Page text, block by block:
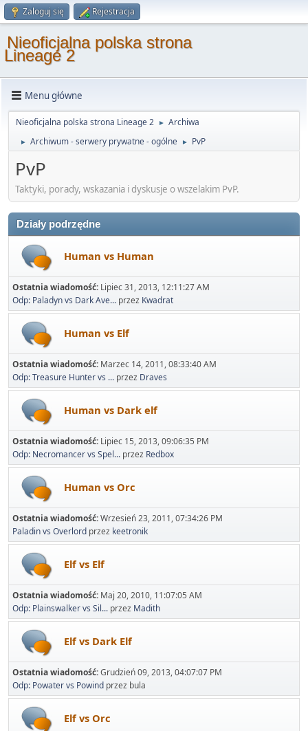
Zaloguj się Rejestracja
Nieoficjalna polska strona
Lineage 2
Menu główne
Nieoficjalna polska strona Lineage 2 ► Archiwa
► Archiwum - serwery prywatne - ogólne ► PvP
PvP
Taktyki, porady, wskazania i dyskusje o wszelakim PvP.
Działy podrzędne
Human vs Human
Ostatnia wiadomość: Lipiec 31, 2013, 12:11:27 AM
Odp: Paladyn vs Dark Ave... przez Kwadrat
Human vs Elf
Ostatnia wiadomość: Marzec 14, 2011, 08:33:40 AM
Odp: Treasure Hunter vs ... przez Draves
Human vs Dark elf
Ostatnia wiadomość: Lipiec 15, 2013, 09:06:35 PM
Odp: Necromancer vs Spel... przez Redbox
Human vs Orc
Ostatnia wiadomość:Wrzesień 23, 2011, 07:34:26 PM
Paladin vs Overlord przez keetronik
Elf vs Elf
Ostatnia wiadomość: Maj 20, 2010, 11:07:05 AM
Odp: Plainswalker vs Sil... przez Madith
Elf vs Dark Elf
Ostatnia wiadomość:Grudzień 09, 2013, 04:07:07 PM
Odp: Powater vs Powind przez bula
Elf vs Orc